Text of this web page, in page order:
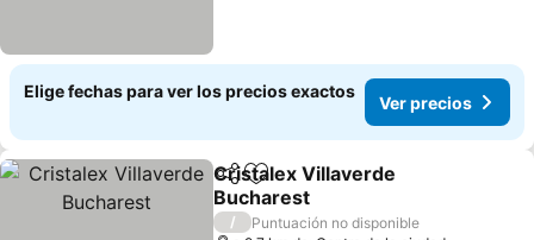
Elige fechas para ver los precios exactos
Ver precios
CompartirAgregar a favoritos
Cristalex Villaverde
Bucharest
Ver precios
/
Puntuación no disponible